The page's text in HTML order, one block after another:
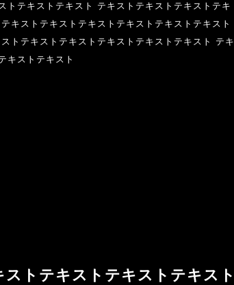
トテキストテキスト テキストテキストテキストテキ
キストテキストテキストテキストテキストテキスト
トテキストテキストテキストテキストテキスト テキ
キストテキスト
トテキストテキストテキスト